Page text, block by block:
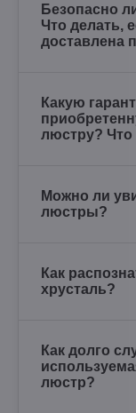
Безопасно
Что делать,
доставлена
Какую
люстру? Что
Можно ли
люстры?
Как
хрусталь?
Как долго
люстр?